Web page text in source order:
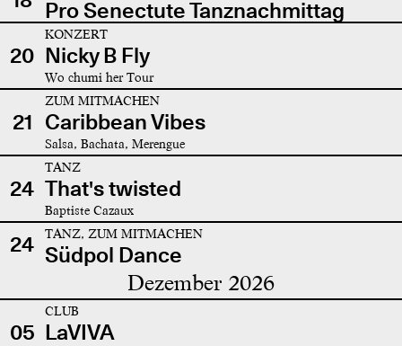
Pro Senectute Tanznachmittag
20
KONZERT
Nicky B Fly
Wo chumi her Tour
21
ZUM MITMACHEN
Caribbean Vibes
Salsa, Bachata, Merengue
24
TANZ
That's twisted
Baptiste Cazaux
24 TANZ, ZUM MITMACHEN
Südpol Dance
Dezember 2026
05
CLUB
LaVIVA